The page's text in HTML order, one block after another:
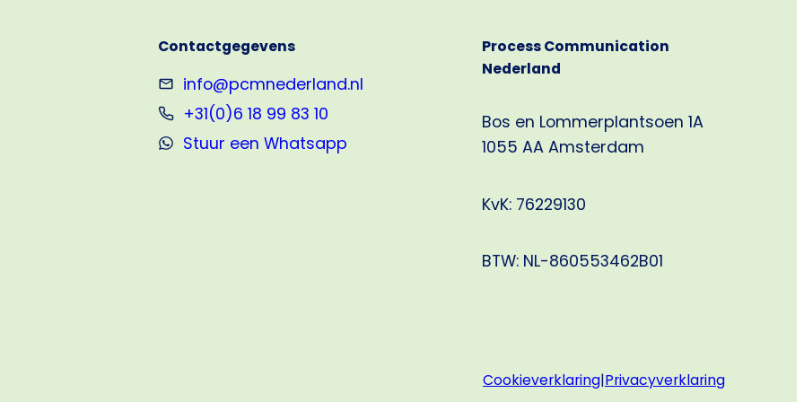
Contactgegevens
info@pcmnederland.nl
+31(0)6 18 99 83 10
Stuur een Whatsapp
Process Communication
Nederland
Bos en Lommerplantsoen 1A
1055 AA Amsterdam
KvK: 76229130
BTW: NL-860553462B01
Cookieverklaring|Privacyverklaring